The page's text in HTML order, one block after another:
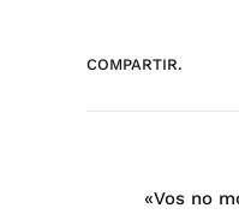
COMPARTIR.
«Vos no